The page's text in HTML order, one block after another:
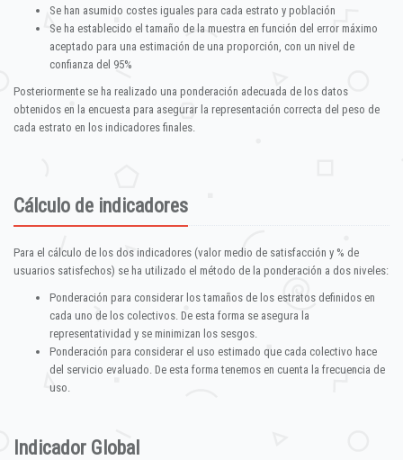
Se han asumido costes iguales para cada estrato y población
Se ha establecido el tamaño de la muestra en función del error máximo
aceptado para una estimación de una proporción, con un nivel de
confianza del 95%
Posteriormente se ha realizado una ponderación adecuada de los datos
obtenidos en la encuesta para asegurar la representación correcta del peso de
cada estrato en los indicadores finales.
Cálculo de indicadores
Para el cálculo de los dos indicadores (valor medio de satisfacción y % de
usuarios satisfechos) se ha utilizado el método de la ponderación a dos niveles:
Ponderación para considerar los tamaños de los estratos definidos en
cada uno de los colectivos. De esta forma se asegura la
representatividad y se minimizan los sesgos.
Ponderación para considerar el uso estimado que cada colectivo hace
del servicio evaluado. De esta forma tenemos en cuenta la frecuencia de
uso.
Indicador Global